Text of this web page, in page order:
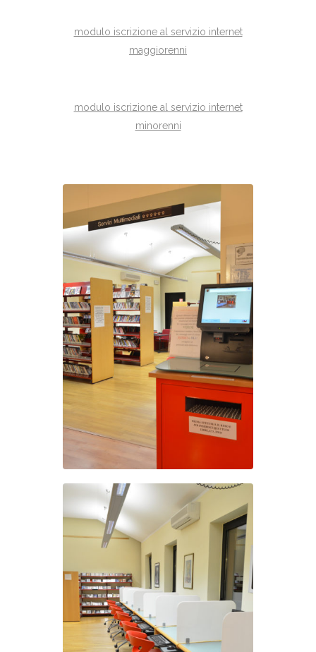
modulo iscrizione al servizio internet
maggiorenni
modulo iscrizione al servizio internet
minorenni